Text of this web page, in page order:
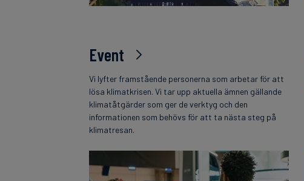
Event
Vi lyfter framstående personerna som arbetar för att
lösa klimatkrisen. Vi tar upp aktuella ämnen gällande
klimatåtgärder som ger de verktyg och den
informationen som behövs för att ta nästa steg på
klimatresan.